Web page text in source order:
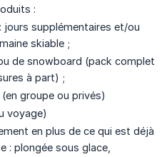
:
supplémentaires et/ou
skiable ;
de snowboard (pack complet
à part) ;
groupe ou privés)
voyage)
en plus de ce qui est déjà
: plongée sous glace,